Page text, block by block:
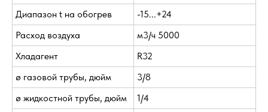
Диапазон t на обогрев
-15...+24
Расход воздуха
м3/ч 5000
Хладагент
R32
ø газовой трубы, дюйм
3/8
ø жидкостной трубы, дюйм
1/4